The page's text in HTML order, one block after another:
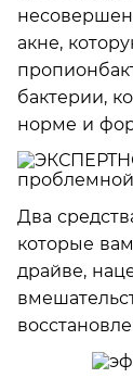
акне,
бактерии,
норме и
Два
которые
драйве,